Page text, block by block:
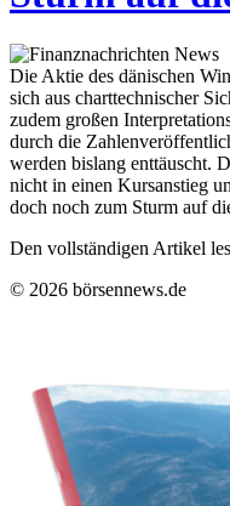
Die Aktie des dänischen
sich aus charttechnischer
zudem großen
durch die
werden bislang enttäuscht.
nicht in einen Kursanstieg
doch noch zum Sturm auf
Den vollständigen Artikel
© 2026 börsennews.de